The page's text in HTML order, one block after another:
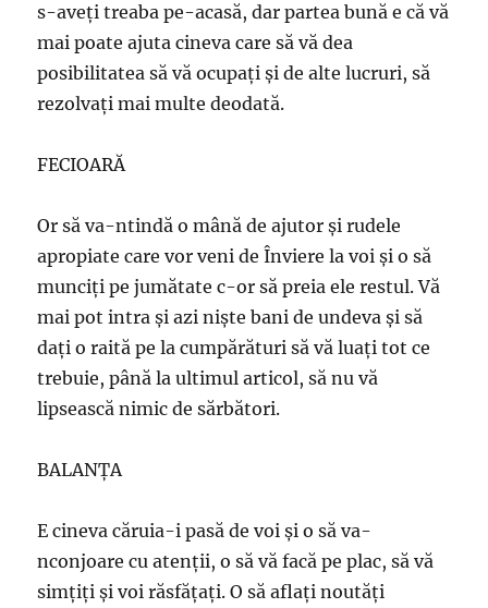
s-aveţi treaba pe-acasă, dar partea bună e că vă
mai poate ajuta cineva care să vă dea
posibilitatea să vă ocupaţi şi de alte lucruri, să
rezolvaţi mai multe deodată.
FECIOARĂ
Or să va-ntindă o mână de ajutor şi rudele
apropiate care vor veni de Înviere la voi şi o să
munciţi pe jumătate c-or să preia ele restul. Vă
mai pot intra şi azi nişte bani de undeva şi să
daţi o raită pe la cumpărături să vă luaţi tot ce
trebuie, până la ultimul articol, să nu vă
lipsească nimic de sărbători.
BALANŢA
E cineva căruia-i pasă de voi şi o să va-
nconjoare cu atenţii, o să vă facă pe plac, să vă
simţiţi şi voi răsfăţaţi. O să aflaţi noutăţi